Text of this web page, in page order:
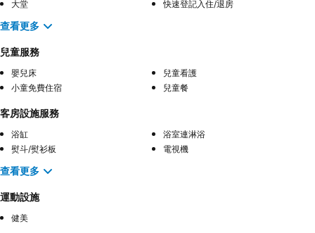
大堂 快速登記入住/退房
查看更多
兒童服務
嬰兒床
兒童看護
小童免費住宿
兒童餐
客房設施服務
浴缸
浴室連淋浴
熨斗/熨衫板
電視機
查看更多
運動設施
健美